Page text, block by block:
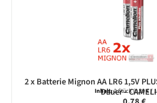
2 x Batterie Mignon AA LR6 1,5V
Dauer -
Inhalt:2 Stück(0,39 € /